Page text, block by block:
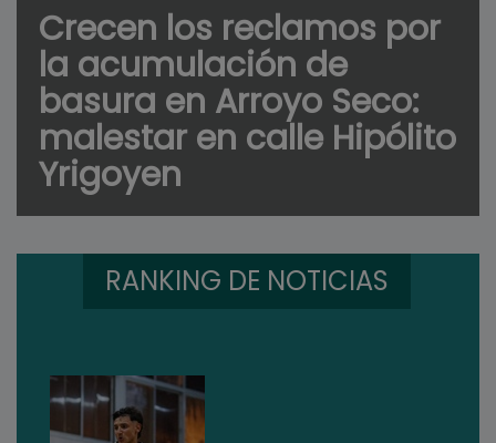
Crecen los reclamos por
la acumulación de
basura en Arroyo Seco:
malestar en calle Hipólito
Yrigoyen
RANKING DE NOTICIAS